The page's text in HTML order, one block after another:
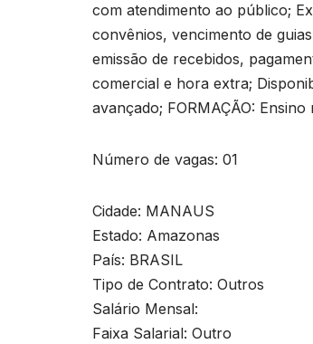
com atendimento ao público;
convênios, vencimento de
emissão de recebidos,
comercial e hora extra;
avançado; FORMAÇÃO:
Número de vagas: 01
Cidade: MANAUS
Estado: Amazonas
País: BRASIL
Tipo de Contrato: Outros
Salário Mensal:
Faixa Salarial: Outro